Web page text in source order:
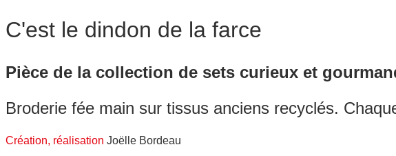
C'est le dindon de la farce
Pièce de la collection de sets curieux et
Broderie fée main sur tissus anciens recyclés.
Création, réalisation Joëlle Bordeau